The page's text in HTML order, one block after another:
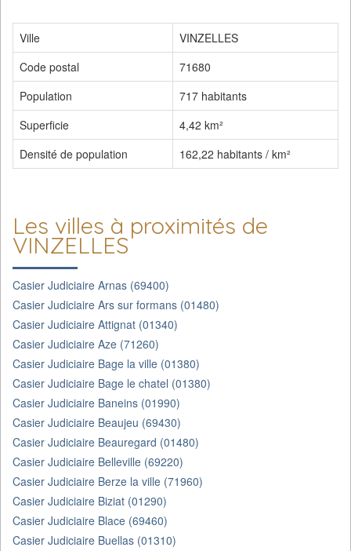
Ville
VINZELLES
Code postal
71680
Population
717 habitants
Superficie
4,42 km²
Densité de population
162,22 habitants / km²
Les villes à proximités de
VINZELLES
Casier Judiciaire Arnas (69400)
Casier Judiciaire Ars sur formans (01480)
Casier Judiciaire Attignat (01340)
Casier Judiciaire Aze (71260)
Casier Judiciaire Bage la ville (01380)
Casier Judiciaire Bage le chatel (01380)
Casier Judiciaire Baneins (01990)
Casier Judiciaire Beaujeu (69430)
Casier Judiciaire Beauregard (01480)
Casier Judiciaire Belleville (69220)
Casier Judiciaire Berze la ville (71960)
Casier Judiciaire Biziat (01290)
Casier Judiciaire Blace (69460)
Casier Judiciaire Buellas (01310)